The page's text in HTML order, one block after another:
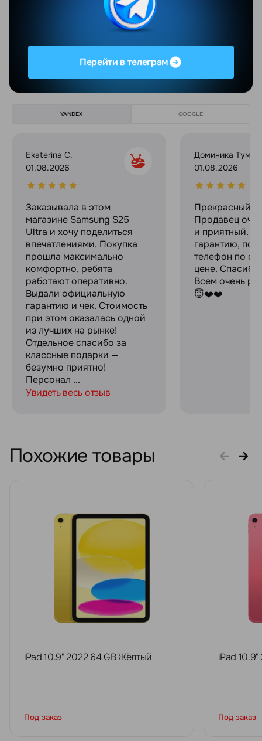
IPS
ОтзывыВсе отзывы
YANDEX GOOGLE
Ekaterina C.
01.08.2026
Заказывала в этом
магазине Samsung S25
Ultra и хочу поделиться
впечатлениями. Покупка
прошла максимально
комфортно, ребята
работают оперативно.
Выдали официальную
гарантию и чек. Стоимость
при этом оказалась одной
из лучших на рынке!
Отдельное спасибо за
классные подарки —
безумно приятно!
Персонал ...
Увидеть весь отзыв
Доминика
01.08.2026
Прекрасный
Продавец
и приятный.
гарантию,
телефон по
цене.
Всем очень
😇❤️❤️
Похожие товары
iPad 10.9" 2022 64 GB Жёлтый
Под заказ
iPad
Под заказ
Перейти в телеграм